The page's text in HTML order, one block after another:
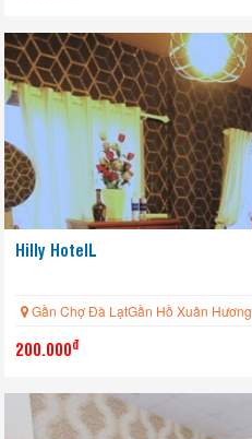
Hilly HotelL
Gần Chợ Đà LạtGần Hồ Xuân Hương
200.000đ